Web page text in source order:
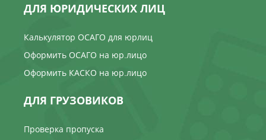
ДЛЯ ЮРИДИЧЕСКИХ ЛИЦ
Калькулятор ОСАГО для юрлиц
Оформить ОСАГО на юр.лицо
Оформить КАСКО на юр.лицо
ДЛЯ ГРУЗОВИКОВ
Проверка пропуска